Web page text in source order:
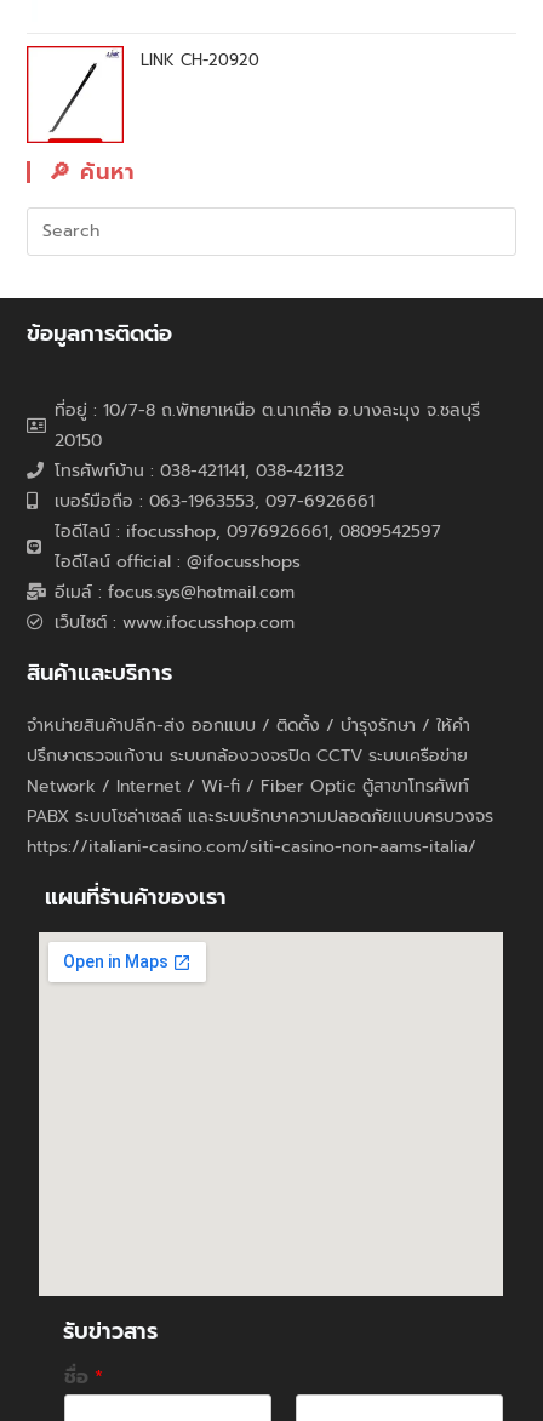
LINK CH-20920
🔎︎ ค้นหา
ข้อมูลการติดต่อ
ที่อยู่ : 10/7-8 ถ.พัทยาเหนือ ต.นาเกลือ อ.บางละมุง จ.ชลบุรี
20150
โทรศัพท์บ้าน : 038-421141, 038-421132
เบอร์มือถือ : 063-1963553, 097-6926661
ไอดีไลน์ : ifocusshop, 0976926661, 0809542597
ไอดีไลน์ official : @ifocusshops
อีเมล์ : focus.sys@hotmail.com
เว็บไซต์ : www.ifocusshop.com
สินค้าและบริการ
จำหน่ายสินค้าปลีก-ส่ง ออกแบบ / ติดตั้ง / บำรุงรักษา / ให้คำ
ปรึกษาตรวจแก้งาน ระบบกล้องวงจรปิด CCTV ระบบเครือข่าย
Network / Internet / Wi-fi / Fiber Optic ตู้สาขาโทรศัพท์
PABX ระบบโซล่าเซลล์ และระบบรักษาความปลอดภัยแบบครบวงจร
https://italiani-casino.com/siti-casino-non-aams-italia/
แผนที่ร้านค้าของเรา
รับข่าวสาร
ชื่อ *